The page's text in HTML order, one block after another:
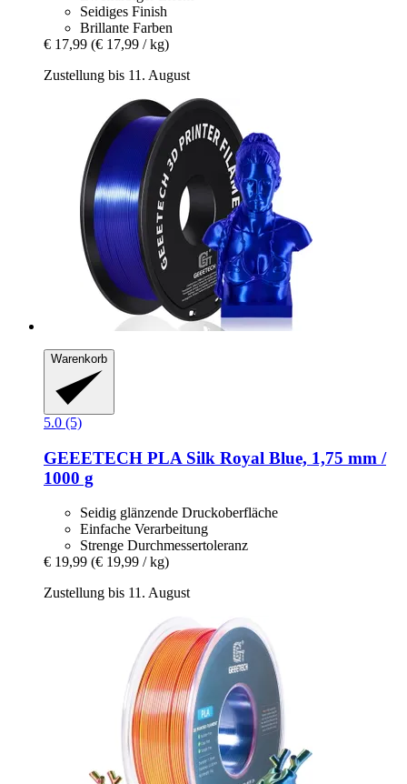
Seidiges Finish
Brillante Farben
€ 17,99 (€ 17,99 / kg)
Zustellung bis 11. August
Warenkorb
5.0 (5)
GEEETECH PLA Silk Royal Blue, 1,75 mm /
1000 g
Seidig glänzende Druckoberfläche
Einfache Verarbeitung
Strenge Durchmessertoleranz
€ 19,99 (€ 19,99 / kg)
Zustellung bis 11. August